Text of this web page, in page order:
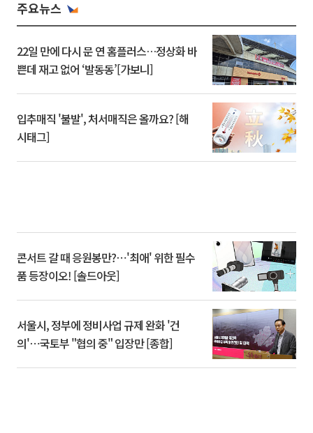
주요뉴스
22일 만에 다시 문 연 홈플러스…정상화 바
쁜데 재고 없어 ‘발동동’[가보니]
입추매직 '불발', 처서매직은 올까요? [해
시태그]
콘서트 갈 때 응원봉만?⋯'최애' 위한 필수
품 등장이오! [솔드아웃]
서울시, 정부에 정비사업 규제 완화 '건
의'⋯국토부 "협의 중" 입장만 [종합]